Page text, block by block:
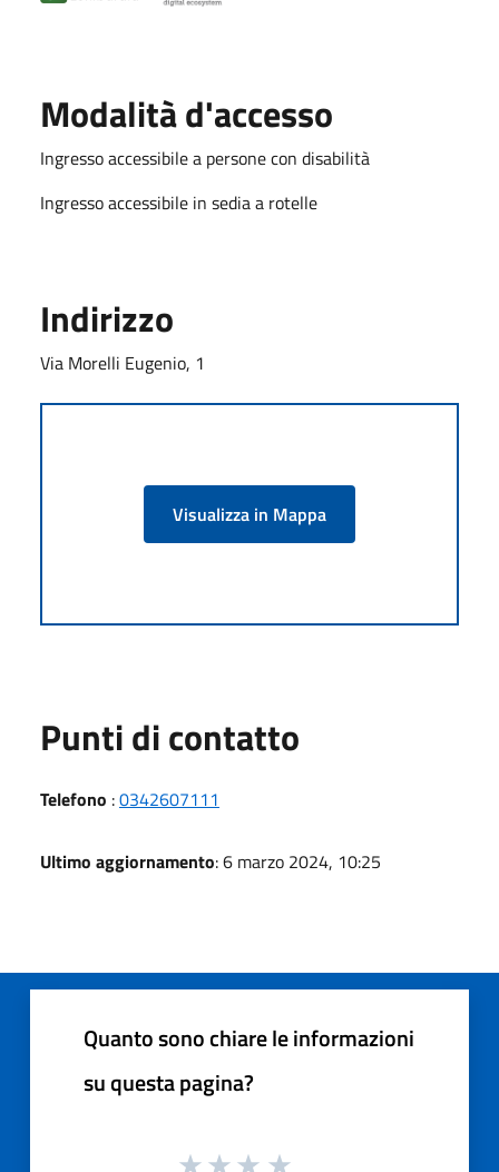
Modalità d'accesso
Ingresso accessibile a persone con disabilità
Ingresso accessibile in sedia a rotelle
Indirizzo
Via Morelli Eugenio, 1
Visualizza in Mappa
Punti di contatto
Telefono :0342607111
Ultimo aggiornamento: 6 marzo 2024, 10:25
Quanto sono chiare le informazioni
su questa pagina?